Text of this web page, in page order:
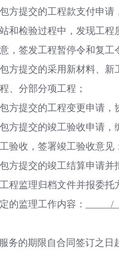
方提交的工程款支付申
和检验过程中，发现工
，签发工程暂停令和复工
方提交的采用新材料、
、分部分项工程；
方提交的工程变更申请
方提交的竣工验收申请，
验收，签署竣工验收意见
方提交的竣工结算申请并
程监理归档文件并报委托
的监理工作内容：
务的期限自合同签订之日